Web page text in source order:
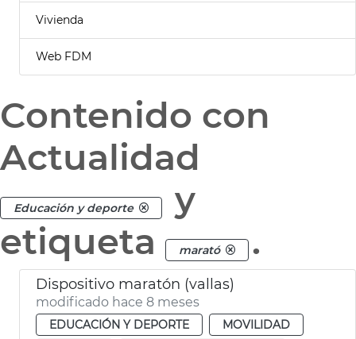
Vivienda
Web FDM
Contenido con
Actualidad
Educación y deporte
y
etiqueta
marató .
Dispositivo maratón (vallas)
modificado hace 8 meses
EDUCACIÓN Y DEPORTE
MOVILIDAD